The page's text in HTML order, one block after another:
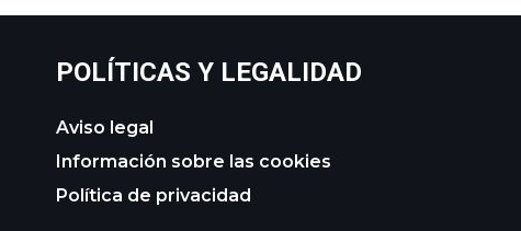
POLÍTICAS Y LEGALIDAD
Aviso legal
Información sobre las cookies
Política de privacidad